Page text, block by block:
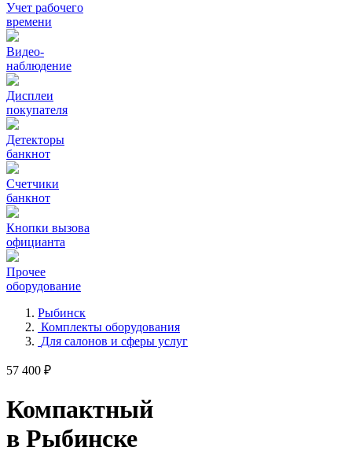
Учет рабочего
времени
Видео‑
наблюдение
Дисплеи
покупателя
Детекторы
банкнот
Счетчики
банкнот
Кнопки вызова
официанта
Прочее
оборудование
Рыбинск
Комплекты оборудования
Для салонов и сферы услуг
57 400 ₽
Компактный
в Рыбинске